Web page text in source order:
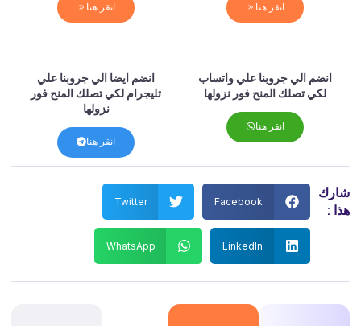
انقر هنا انقر هنا
انضم الي جروبنا علي واتساب
لكي تصلك المنح فور نزولها
انقر هنا
انضم ايضا الي جروبنا علي
تليجرام لكي تصلك المنح فور
نزولها
انقر هنا
شارك
هذا :
Facebook
Twitter
LinkedIn
WhatsApp